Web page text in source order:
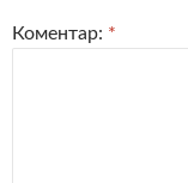
Коментар: *